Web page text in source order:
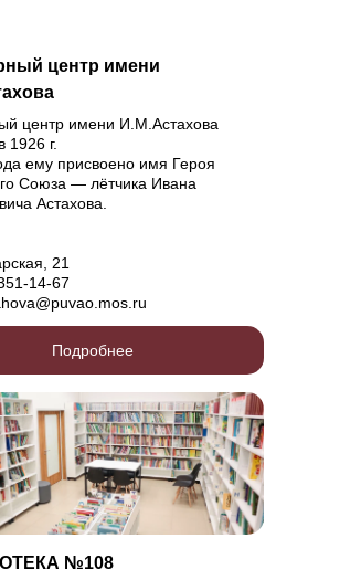
Подробнее
центр имени И.М.Астахова
1926 г.
ему присвоено имя Героя
Союза — лётчика Ивана
Астахова.
центр имени
21
14-67
№108